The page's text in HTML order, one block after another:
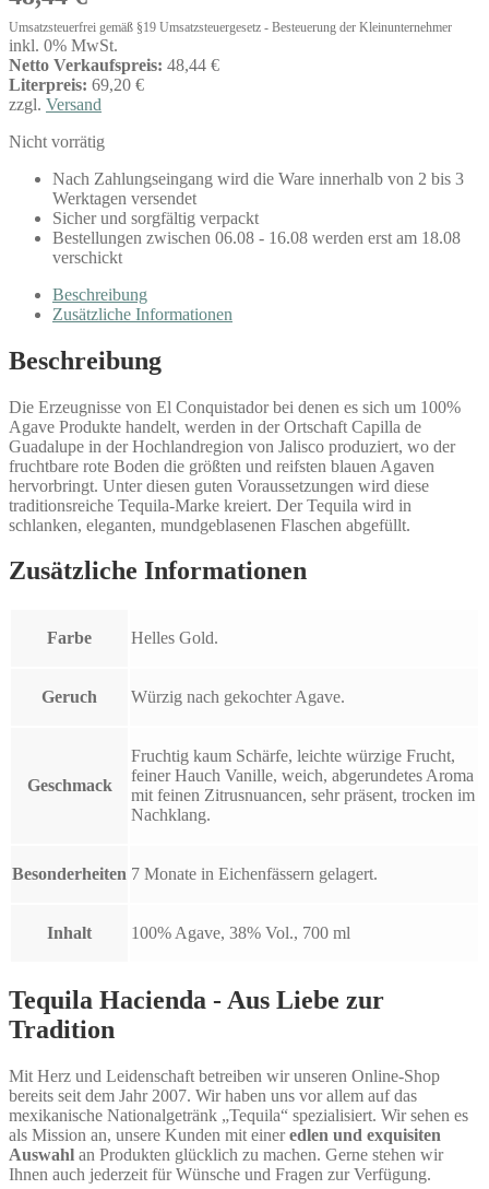
Umsatzsteuerfrei gemäß §19 Umsatzsteuergesetz - Besteuerung der Kleinunternehmer
inkl. 0% MwSt.
Netto Verkaufspreis: 48,44 €
Literpreis: 69,20 €
zzgl. Versand
Nicht vorrätig
Nach Zahlungseingang wird die Ware innerhalb von 2 bis 3
Werktagen versendet
Sicher und sorgfältig verpackt
Bestellungen zwischen 06.08 - 16.08 werden erst am 18.08
verschickt
Beschreibung
Zusätzliche Informationen
Beschreibung
Die Erzeugnisse von El Conquistador bei denen es sich um 100%
Agave Produkte handelt, werden in der Ortschaft Capilla de
Guadalupe in der Hochlandregion von Jalisco produziert, wo der
fruchtbare rote Boden die größten und reifsten blauen Agaven
hervorbringt. Unter diesen guten Voraussetzungen wird diese
traditionsreiche Tequila-Marke kreiert. Der Tequila wird in
schlanken, eleganten, mundgeblasenen Flaschen abgefüllt.
Zusätzliche Informationen
Farbe Helles Gold.
Geruch Würzig nach gekochter Agave.
Geschmack
Fruchtig kaum Schärfe, leichte würzige Frucht,
feiner Hauch Vanille, weich, abgerundetes Aroma
mit feinen Zitrusnuancen, sehr präsent, trocken im
Nachklang.
Besonderheiten 7 Monate in Eichenfässern gelagert.
Inhalt 100% Agave, 38% Vol., 700 ml
Tequila Hacienda - Aus Liebe zur
Tradition
Mit Herz und Leidenschaft betreiben wir unseren Online-Shop
bereits seit dem Jahr 2007. Wir haben uns vor allem auf das
mexikanische Nationalgetränk „Tequila“ spezialisiert. Wir sehen es
als Mission an, unsere Kunden mit eineredlen und exquisiten
Auswahl an Produkten glücklich zu machen. Gerne stehen wir
Ihnen auch jederzeit für Wünsche und Fragen zur Verfügung.